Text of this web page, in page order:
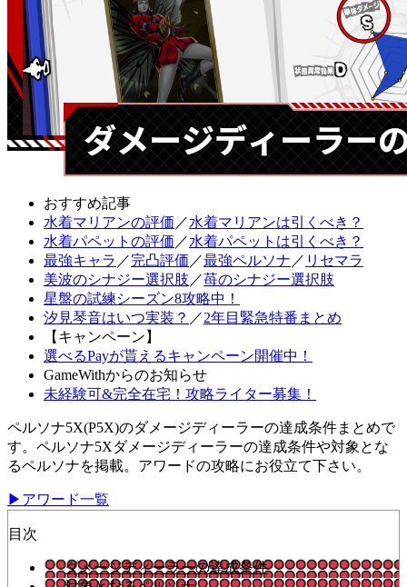
おすすめ記事
水着マリアンの評価 ／水着マリアンは引くべき？
水着パペットの評価 ／水着パペットは引くべき？
最強キャラ ／完凸評価 ／最強ペルソナ ／ リセマラ
美波のシナジー選択肢 ／苺のシナジー選択肢
星盤の試練シーズン8攻略中！
汐見琴音はいつ実装？ ／2年目緊急特番まとめ
【キャンペーン】
選べるPayが貰えるキャンペーン開催中！
GameWithからのお知らせ
未経験可&完全在宅！攻略ライター募集！
ペルソナ5X(P5X)のダメージディーラーの達成条件まとめで
す。ペルソナ5Xダメージディーラーの達成条件や対象とな
るペルソナを掲載。アワードの攻略にお役立て下さい。
▶アワード一覧
目次
ダメージディーラーの達成条件